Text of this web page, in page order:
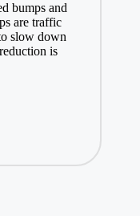
bumps and
are traffic
slow down
is